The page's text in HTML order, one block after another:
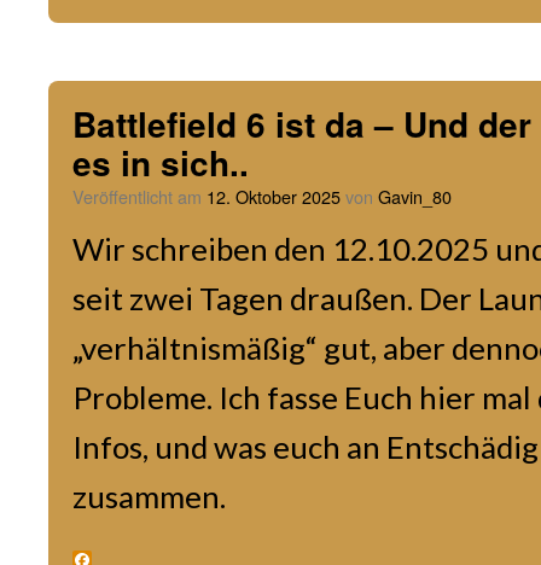
Battlefield 6 ist da – Und
es in sich..
Veröffentlicht am 12. Oktober 2025von Gavin_80
Wir schreiben den 12.10.2025
seit zwei Tagen draußen. Der
„verhältnismäßig“ gut, aber
Probleme. Ich fasse Euch hier
Infos, und was euch an
zusammen.